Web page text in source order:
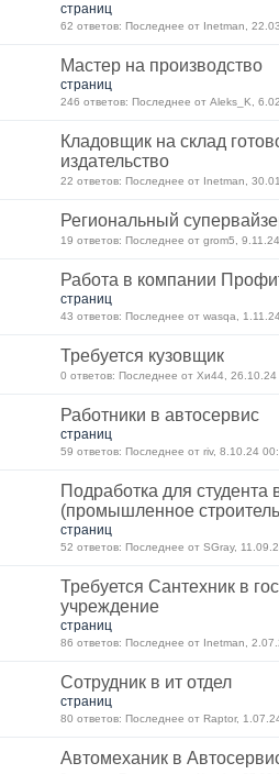
страниц
62 ответов: Последнее от Inetman,
Мастер на производство
страниц
246 ответов: Последнее от Aleks_K,
Кладовщик на склад
издательство
22 ответов: Последнее от Inetman,
Региональный
19 ответов: Последнее от grom5,
Работа в компании
страниц
43 ответов: Последнее от wasqa,
Требуется кузовщик
0 ответов: Последнее от Хи44, 26.10.24
Работники в автосервис
страниц
59 ответов: Последнее от riv, 8.10.24
Подработка для студента
(промышленное
страниц
52 ответов: Последнее от SGray,
Требуется Сантехник в
учреждение
страниц
86 ответов: Последнее от Inetman,
Сотрудник в ит отдел
страниц
80 ответов: Последнее от Raptor,
Автомеханик в